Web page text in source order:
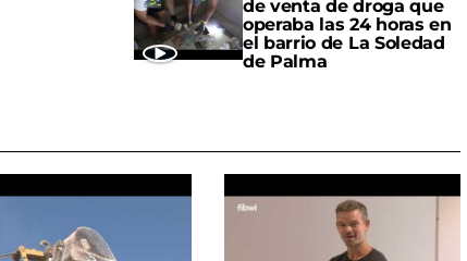
de venta de droga que
operaba las 24 horas en
el barrio de La Soledad
de Palma